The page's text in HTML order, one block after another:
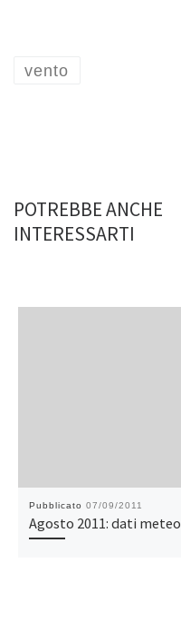
vento
POTREBBE ANCHE
INTERESSARTI
Pubblicato 07/09/2011
Agosto 2011: dati meteo